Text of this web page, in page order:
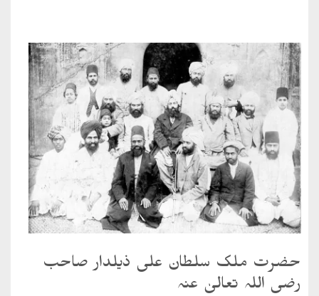
حضرت ملک سلطان علی ذیلدار صاحب
رضی اللہ تعالیٰ عنہ